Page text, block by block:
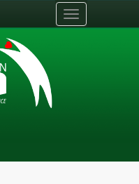
Toggle
navigation